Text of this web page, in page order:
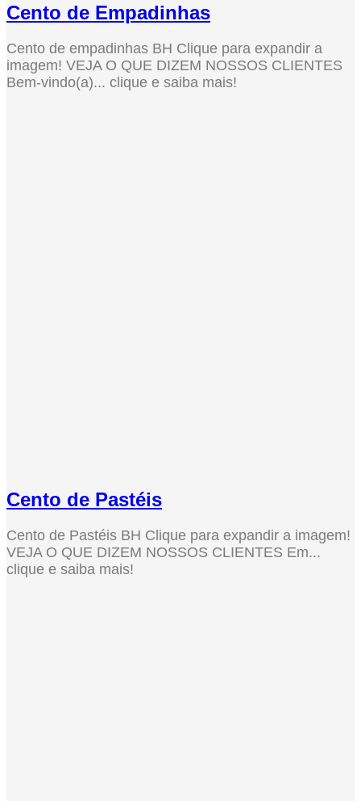
Cento de Empadinhas
Cento de empadinhas BH Clique para expandir a
imagem! VEJA O QUE DIZEM NOSSOS CLIENTES
Bem-vindo(a)... clique e saiba mais!
Cento de Pastéis
Cento de Pastéis BH Clique para expandir a imagem!
VEJA O QUE DIZEM NOSSOS CLIENTES Em...
clique e saiba mais!